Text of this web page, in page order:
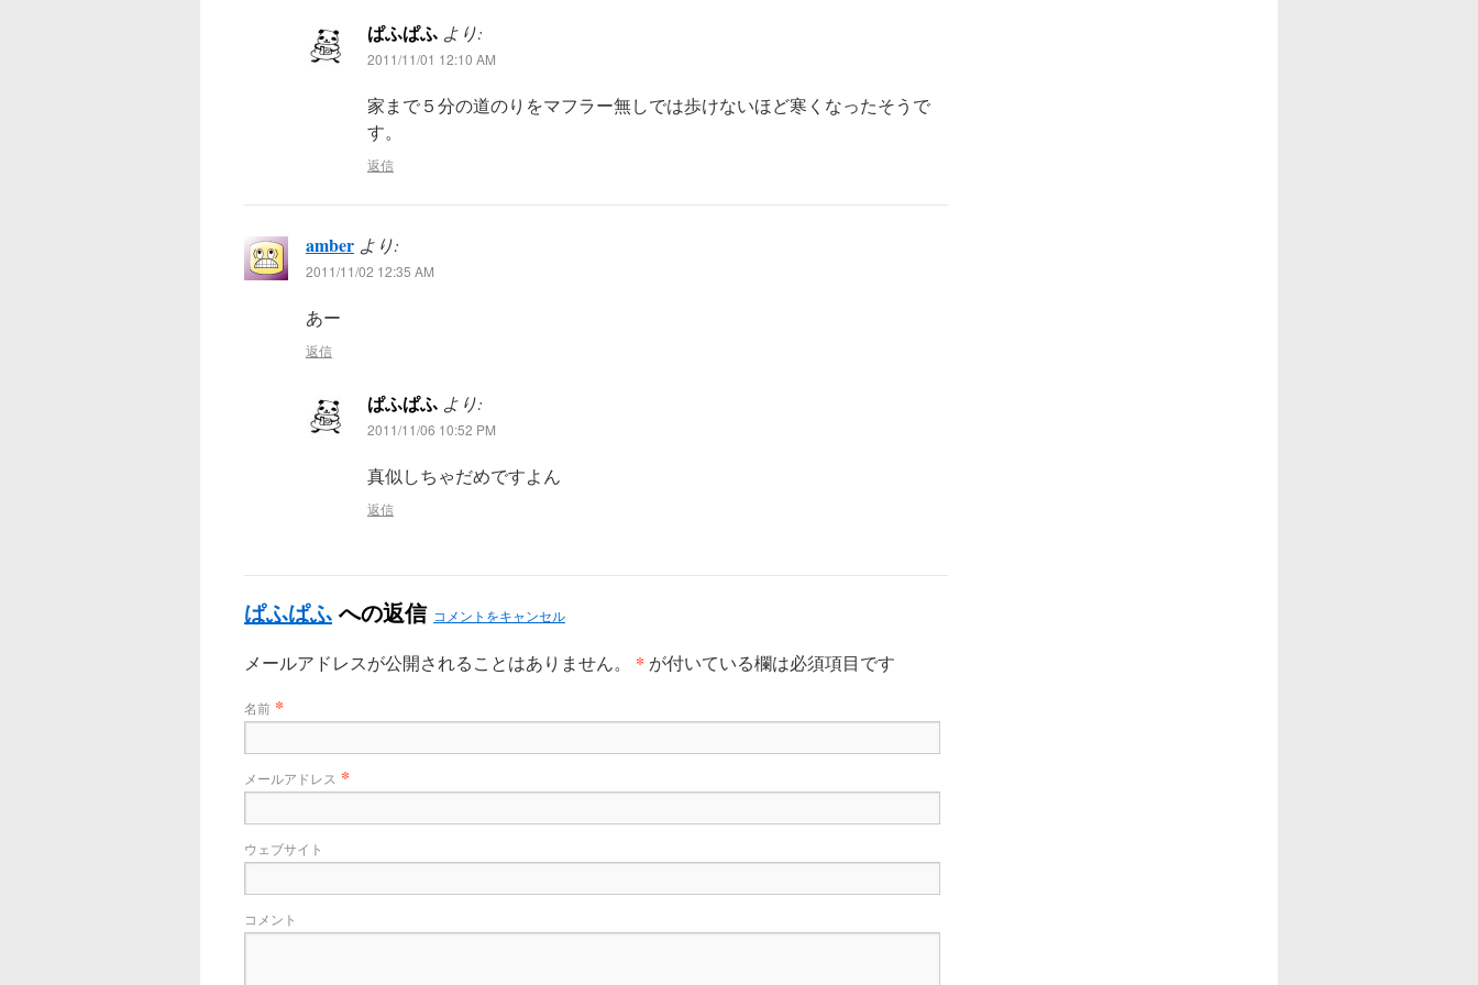
ぱふぱふ より:
2011/11/01 12:10 AM
家まで５分の道のりをマフラー無しでは歩けないほど寒くなったそうで
す。
返信
amber より:
2011/11/02 12:35 AM
あー
返信
ぱふぱふ より:
2011/11/06 10:52 PM
真似しちゃだめですよん
返信
ぱふぱふ への返信 コメントをキャンセル
メールアドレスが公開されることはありません。 * が付いている欄は必須項目です
名前 *
メールアドレス *
ウェブサイト
コメント